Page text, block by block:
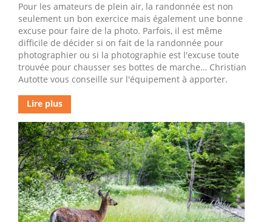
Pour les amateurs de plein air, la randonnée est non
seulement un bon exercice mais également une bonne
excuse pour faire de la photo. Parfois, il est même
difficile de décider si on fait de la randonnée pour
photographier ou si la photographie est l'excuse toute
trouvée pour chausser ses bottes de marche… Christian
Autotte vous conseille sur l'équipement à apporter.
Lire plus